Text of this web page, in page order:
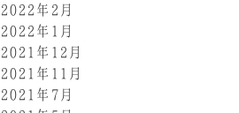
2022年2月
2022年1月
2021年12月
2021年11月
2021年7月